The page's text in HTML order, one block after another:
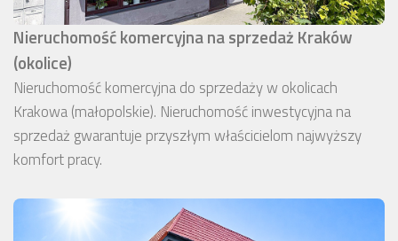
Nieruchomość komercyjna na sprzedaż Kraków
(okolice)
Nieruchomość komercyjna do sprzedaży w okolicach
Krakowa (małopolskie). Nieruchomość inwestycyjna na
sprzedaż gwarantuje przyszłym właścicielom najwyższy
komfort pracy.